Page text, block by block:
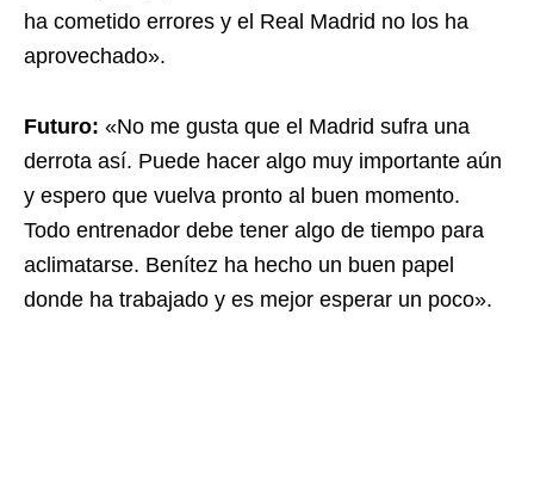
ha cometido errores y el Real Madrid no los ha
aprovechado».
Futuro: «No me gusta que el Madrid sufra una
derrota así. Puede hacer algo muy importante aún
y espero que vuelva pronto al buen momento.
Todo entrenador debe tener algo de tiempo para
aclimatarse. Benítez ha hecho un buen papel
donde ha trabajado y es mejor esperar un poco».